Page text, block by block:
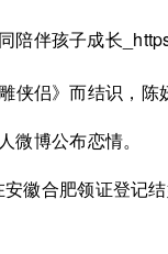
侣》而结识，陈
博公布恋情。
徽合肥领证登记